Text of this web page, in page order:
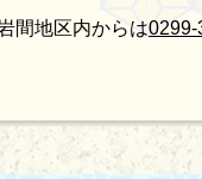
岩間地区内からは0299-